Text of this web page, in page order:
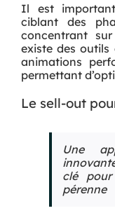
Il est
ciblant des
concentrant
existe des outils
animations
permettant
Le sell-out
Une
clé pour
pérenne